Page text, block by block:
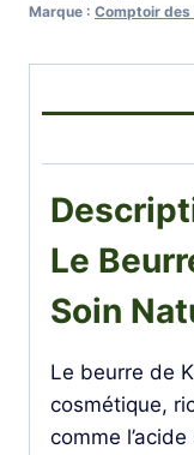
Marque : Comptoir des
Le
Soin
Le beurre de
cosmétique,
comme